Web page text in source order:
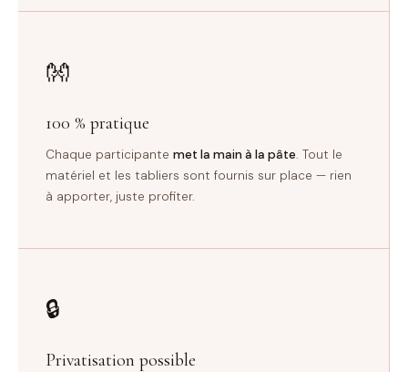
👐
100 % pratique
Chaque participante met la main à la pâte. Tout le
matériel et les tabliers sont fournis sur place — rien
à apporter, juste profiter.
🔒
Privatisation possible